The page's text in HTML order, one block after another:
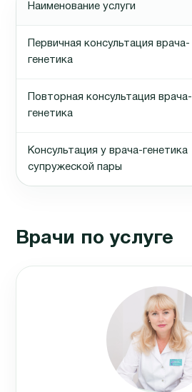
Наименование услуги
Первичная консультация врача-
генетика
Повторная консультация врача-
генетика
Консультация у врача-генетика
супружеской пары
Врачи по услуге